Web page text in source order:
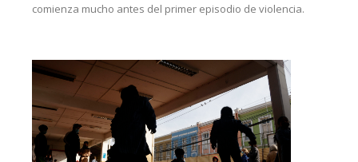
comienza mucho antes del primer episodio de violencia.